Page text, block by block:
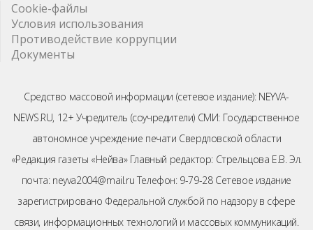
Cookie-файлы
Условия использования
Противодействие коррупции
Документы
Средство массовой информации (сетевое издание): NEYVA-
NEWS.RU, 12+ Учредитель (соучредители) СМИ: Государственное
автономное учреждение печати Свердловской области
«Редакция газеты «Нейва» Главный редактор: Стрельцова Е.В. Эл.
почта: neyva2004@mail.ru Телефон: 9-79-28 Сетевое издание
зарегистрировано Федеральной службой по надзору в сфере
связи, информационных технологий и массовых коммуникаций.